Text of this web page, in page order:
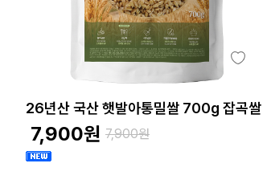
26년산 국산 햇발아통밀쌀 700g 잡곡쌀
7,900원 7,900원